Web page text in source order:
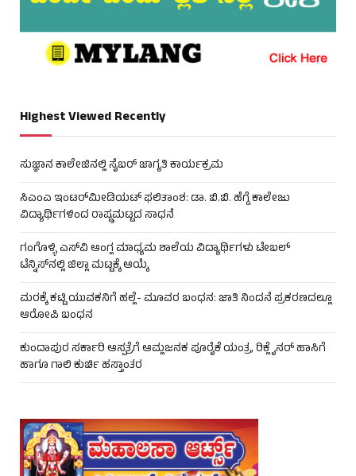
Highest Viewed Recently
ಸುಜ್ಞಾನ ಕಾಲೇಜಿನಲ್ಲಿ ಸೈಬರ್ ಜಾಗೃತಿ ಕಾರ್ಯಕ್ರಮ
ಸಿಎಂಎ ಇಂಟರ್‌ಮೀಡಿಯಟ್ ಫಲಿತಾಂಶ: ಡಾ. ಬಿ.ಬಿ. ಹೆಗ್ಡೆ ಕಾಲೇಜು
ವಿದ್ಯಾರ್ಥಿಗಳಿಂದ ರಾಷ್ಟ್ರಮಟ್ಟದ ಸಾಧನೆ
ಗಂಗೊಳ್ಳಿ ಎಸ್‌ವಿ ಆಂಗ್ಲ ಮಾಧ್ಯಮ ಶಾಲೆಯ ವಿದ್ಯಾರ್ಥಿಗಳು ಟೇಬಲ್‌
ಟೆನ್ನಿಸ್‌ನಲ್ಲಿ ಜಿಲ್ಲಾ ಮಟ್ಟಕ್ಕೆ ಆಯ್ಕೆ
ಮರಕ್ಕೆ ಕಟ್ಟಿ ಯುವಕನಿಗೆ ಹಲ್ಲೆ- ಮೂವರ ಬಂಧನ: ಜಾತಿ ನಿಂದನೆ ಪ್ರಕರಣದಲ್ಲೂ
ಆರೋಪಿ ಬಂಧನ
ಕುಂದಾಪುರ ಸರ್ಕಾರಿ ಆಸ್ಪತ್ರೆಗೆ ಆಮ್ಲಜನಕ ಪೂರೈಕೆ ಯಂತ್ರ, ರಿಕ್ಲೈನರ್ ಹಾಸಿಗೆ
ಹಾಗೂ ಗಾಲಿ ಕುರ್ಚಿ ಹಸ್ತಾಂತರ